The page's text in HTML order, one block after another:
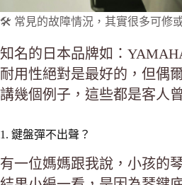
🛠️ 常見的故障情況，其實很多可修
知名的日本品牌如：
耐用性絕對是最好的，但偶
講幾個例子，這些都是客人
1. 鍵盤彈不出聲？
有一位媽媽跟我說，小孩的